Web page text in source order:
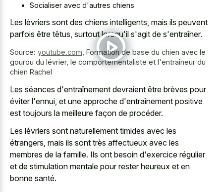
Socialiser avec d'autres chiens
Les lévriers sont des chiens intelligents, mais ils peuvent
parfois être têtus, surtout lorsqu'il s'agit de s'entraîner.
Source: youtube.com, Formation de base du chien avec le
gourou du lévrier, le comportementaliste et l'entraîneur du
chien Rachel
Les séances d'entraînement devraient être brèves pour
éviter l'ennui, et une approche d'entraînement positive
est toujours la meilleure façon de procéder.
Les lévriers sont naturellement timides avec les
étrangers, mais ils sont très affectueux avec les
membres de la famille. Ils ont besoin d'exercice régulier
et de stimulation mentale pour rester heureux et en
bonne santé.